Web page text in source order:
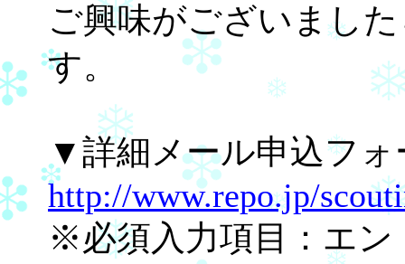
ご興味がございまし
す。
▼詳細メール申込フ
http://www.repo.jp/
※必須入力項目：エン